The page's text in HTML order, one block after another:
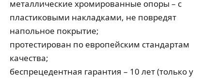
металлические хромированные опоры – с
пластиковыми накладками, не повредят
напольное покрытие;
протестирован по европейским стандартам
качества;
беспрецедентная гарантия – 10 лет (только у